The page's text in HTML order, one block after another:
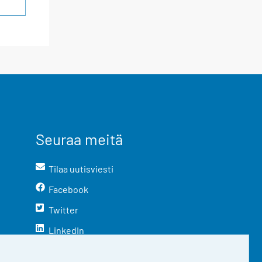
Seuraa meitä
Tilaa uutisviesti
Facebook
Twitter
LinkedIn